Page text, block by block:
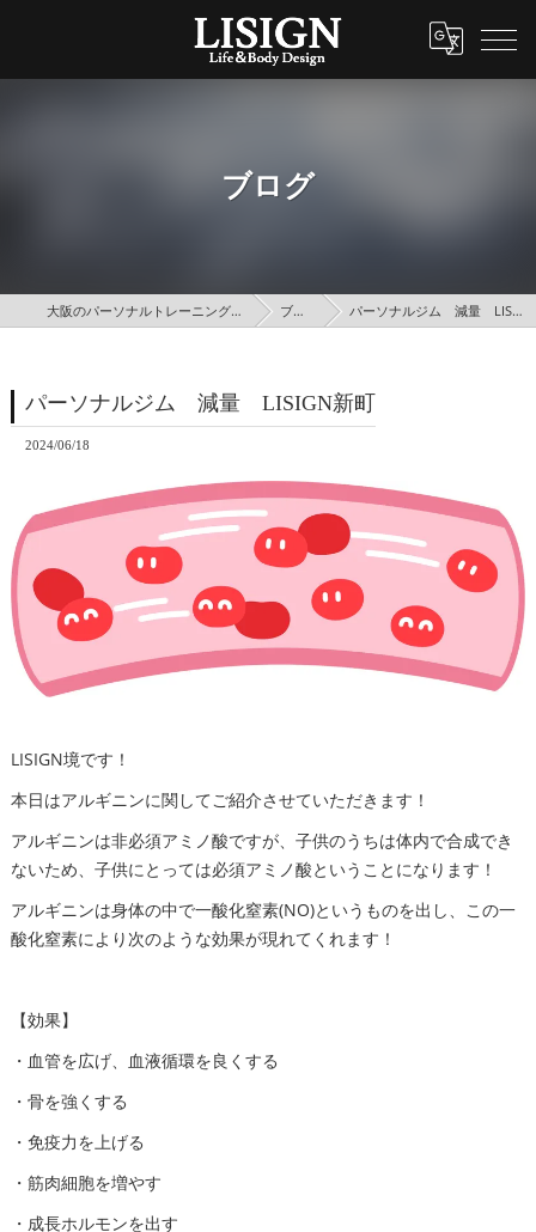
ブログ
大阪のパーソナルトレーニングはLISIGN ブログ パーソナルジム 減量 LISIGN新町
パーソナルジム 減量 LISIGN新町
2024/06/18
LISIGN境です！
本日はアルギニンに関してご紹介させていただきます！
アルギニンは非必須アミノ酸ですが、子供のうちは体内で合成でき
ないため、子供にとっては必須アミノ酸ということになります！
アルギニンは身体の中で一酸化窒素(NO)というものを出し、この一
酸化窒素により次のような効果が現れてくれます！
【効果】
・血管を広げ、血液循環を良くする
・骨を強くする
・免疫力を上げる
・筋肉細胞を増やす
・成長ホルモンを出す